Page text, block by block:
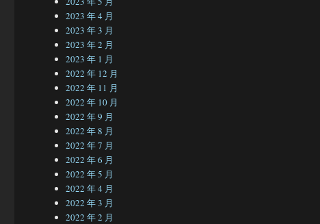
2023 年 4 月
2023 年 3 月
2023 年 2 月
2023 年 1 月
2022 年 12 月
2022 年 11 月
2022 年 10 月
2022 年 9 月
2022 年 8 月
2022 年 7 月
2022 年 6 月
2022 年 5 月
2022 年 4 月
2022 年 3 月
2022 年 2 月